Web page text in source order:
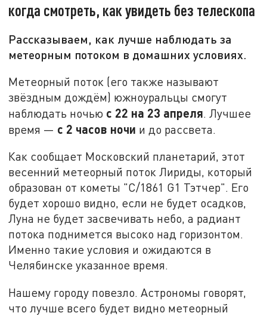
когда смотреть, как увидеть без телескопа
Рассказываем, как лучше наблюдать за
метеорным потоком в домашних условиях.
Метеорный поток (его также называют
звёздным дождём) южноуральцы смогут
наблюдать ночью с 22 на 23 апреля. Лучшее
время — с 2 часов ночи и до рассвета.
Как сообщает Московский планетарий, этот
весенний метеорный поток Лириды, который
образован от кометы "C/1861 G1 Тэтчер". Его
будет хорошо видно, если не будет осадков,
Луна не будет засвечивать небо, а радиант
потока поднимется высоко над горизонтом.
Именно такие условия и ожидаются в
Челябинске указанное время.
Нашему городу повезло. Астрономы говорят,
что лучше всего будет видно метеорный